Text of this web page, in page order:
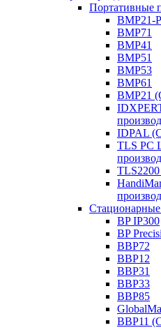
Портативные
BMP21-
BMP71
BMP41
BMP51
BMP53
BMP61
BMP21
IDPAL
TLS PC
TLS2200
BP IP300
BP
BBP72
BBP12
BBP31
BBP33
BBP85
BBP11